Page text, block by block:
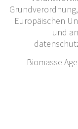
Europäischen
und
Biomasse